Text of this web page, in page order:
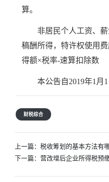
算。
非居民个人工资、薪
稿酬所得，特许权使用
得额×税率-速算扣除数
本公告自2019年1月1
财税综合
文
章
导
上一篇： 税收筹划的基本方法有
下一篇： 营改增后企业所得税预